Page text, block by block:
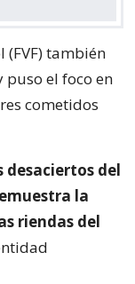
(FVF) también
puso el foco en
cometidos
desaciertos del
la
riendas del